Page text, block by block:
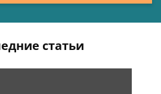
статьи